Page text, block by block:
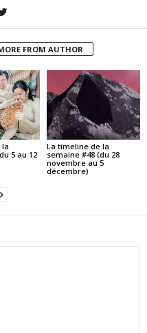
FROM AUTHOR
la
5 au 12
La timeline de la
semaine #48 (du 28
novembre au 5
décembre)